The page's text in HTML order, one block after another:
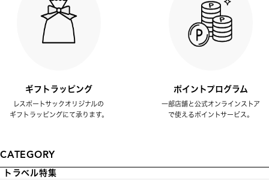
ギフトラッピング
レスポートサックオリジナルの
ギフトラッピングにて承ります。
ポイントプログラム
一部店舗と公式オンラインストア
で使えるポイントサービス。
CATEGORY
トラベル特集